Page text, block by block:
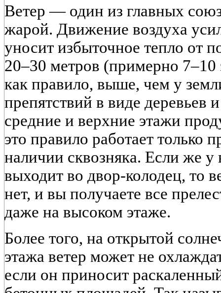
Ветер — один из главных
жарой. Движение воздуха
уносит избыточное тепло от
20–30 метров (примерно 7–10
как правило, выше, чем у
препятствий в виде деревьев
средние и верхние этажи
это правило работает только
наличии сквозняка. Если же у
выходит во двор-колодец, то
нет, и вы получаете все
даже на высоком этаже.
Более того, на открытой
этажа ветер может не
если он приносит